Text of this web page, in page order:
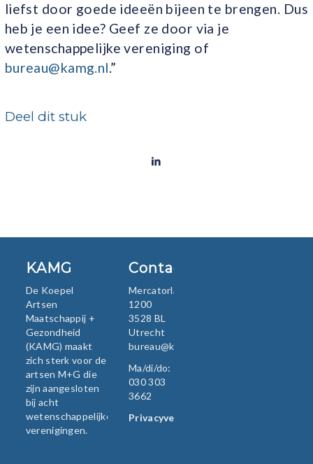
liefst door goede ideeën bijeen te brengen. Dus
heb je een idee? Geef ze door via je
wetenschappelijke vereniging of
bureau@kamg.nl.”
Deel dit stuk
KAMG
De Koepel
Artsen
Maatschappij +
Gezondheid
(KAMG) maakt
zich sterk voor de
artsen M+G die
zijn aangesloten
bij acht
wetenschappelijke
verenigingen.
Contact
Mercatorlaan
1200
3528 BL
Utrecht
bureau@kamg.nl
Ma/di/do:
030 303
3662
Privacyverklaring